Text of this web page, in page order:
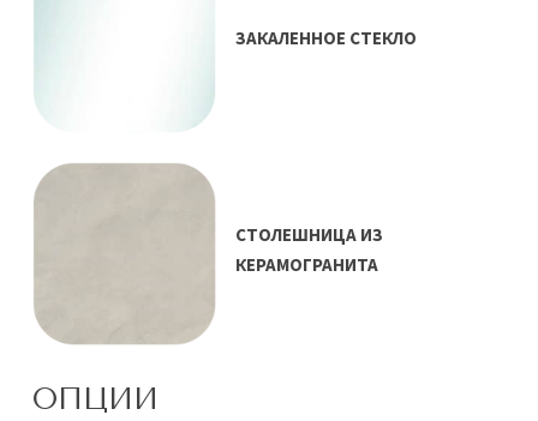
ЗАКАЛЕННОЕ СТЕКЛО
СТОЛЕШНИЦА ИЗ
КЕРАМОГРАНИТА
ОПЦИИ